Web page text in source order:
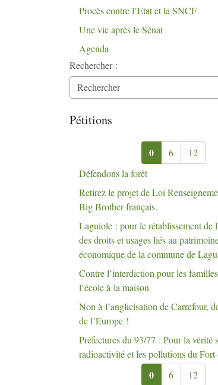
Procès contre l’Etat et la SNCF
Une vie après le Sénat
Agenda
Rechercher :
Pétitions
0 6
12
Défendons la forêt
Retirez le projet de Loi
Big Brother français.
Laguiole : pour le rétablissement de
des droits et usages liés au
économique de la commune de
Contre l’interdiction pour les
l’école à la maison
Non à l’anglicisation de Carrefour,
de l’Europe !
Préfectures du 93/77 : Pour la vérité
radioactivité et les pollutions du Fort
0 6 12